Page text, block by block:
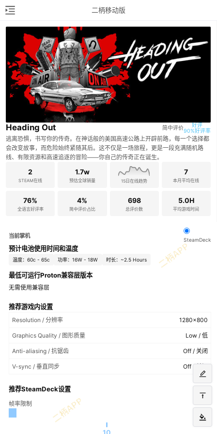
二柄移动版
Heading Out 简中评价
好评
90%好评率
逃离恐惧，书写你的传奇。在神话般的美国高速公路上开辟前路，每一个选择都
会改变故事，而危险始终紧随其后。这不仅是一场旅程，更是一段充满随机路
线、有限资源和高速追逐的冒险——你自己的传奇正在诞生。
2
STEAM在线
1.7w
预估全球销量 15日在线趋势
7
本月平均在线
76%
全语言好评率
4%
简中评价占比
698
总评价数
5.0H
平均游戏时间
当前掌机
SteamDeck
预计电池使用时间和温度
温度：60c - 65c 功率：16W - 18W 时长：~2.5 Hours
最低可运行Proton兼容层版本
无需使用兼容层
推荐游戏内设置
Resolution / 分辨率 1280x800
Graphics Quality / 图形质量 Low / 低
Anti-aliasing / 抗锯齿 Off / 关闭
V-sync / 垂直同步 Off / 关闭
推荐SteamDeck设置
帧率限制
10